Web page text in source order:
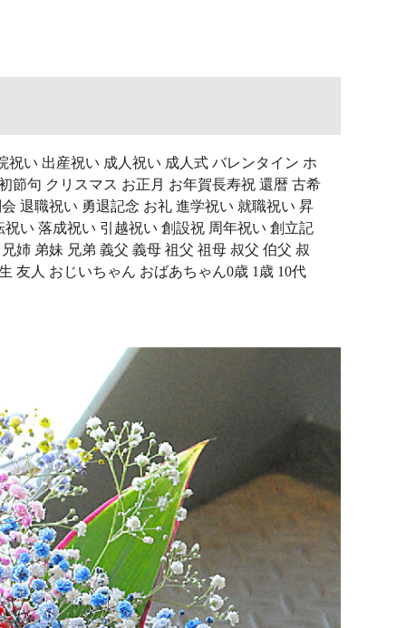
い 出産祝い 成人祝い 成人式 バレンタイン ホ
節句 クリスマス お正月 お年賀長寿祝 還暦 古希
退職祝い 勇退記念 お礼 進学祝い 就職祝い 昇
い 落成祝い 引越祝い 創設祝 周年祝い 創立記
姉 弟妹 兄弟 義父 義母 祖父 祖母 叔父 伯父 叔
友人 おじいちゃん おばあちゃん0歳 1歳 10代